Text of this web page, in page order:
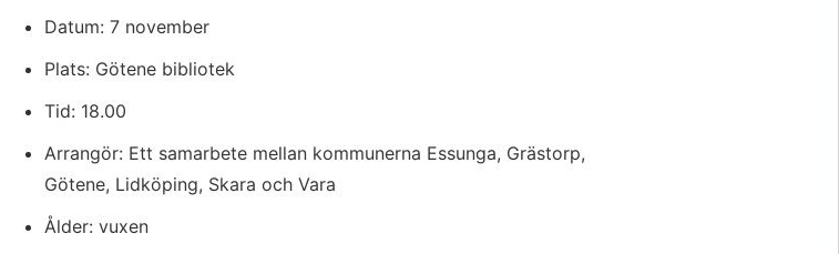
Datum: 7 november
Plats: Götene bibliotek
Tid: 18.00
Arrangör: Ett samarbete mellan kommunerna Essunga, Grästorp,
Götene, Lidköping, Skara och Vara
Ålder: vuxen